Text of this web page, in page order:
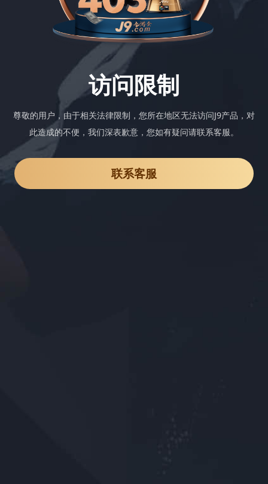
访问限制
尊敬的用户，由于相关法律限制，您所在地区无法访问J9产品，对
此造成的不便，我们深表歉意，您如有疑问请联系客服。
联系客服